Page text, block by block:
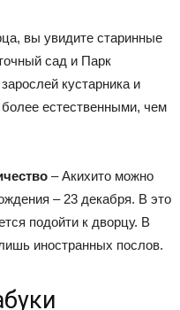
вы увидите старинные
сад и Парк
кустарника и
естественными, чем
– Акихито можно
– 23 декабря. В это
подойти к дворцу. В
иностранных послов.